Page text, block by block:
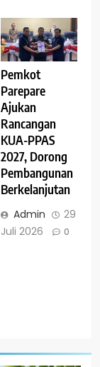
Pemkot
Parepare
Ajukan
Rancangan
KUA-PPAS
2027, Dorong
Pembangunan
Berkelanjutan
Admin
29
Juli 2026
0